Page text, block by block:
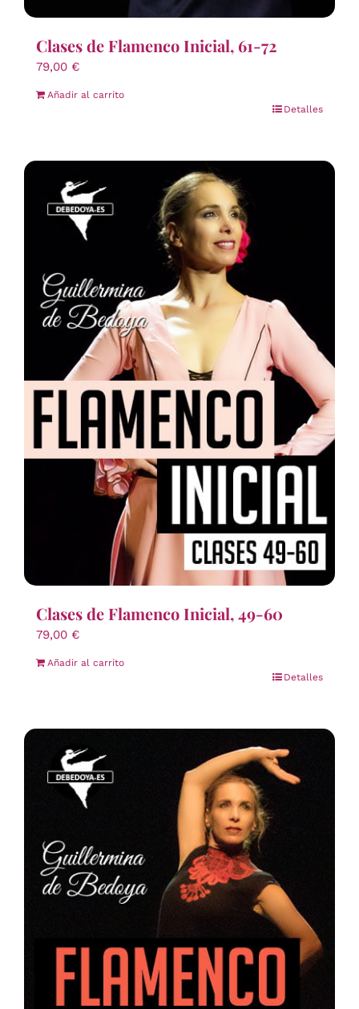
Clases de Flamenco Inicial, 61-72
79,00 €
Añadir al carrito
Detalles
Clases de Flamenco Inicial, 49-60
79,00 €
Añadir al carrito
Detalles